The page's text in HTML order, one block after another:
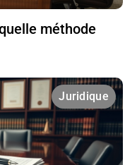
méthode
Juridique